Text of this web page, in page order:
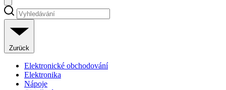
Zurück
Elektronické obchodování
Elektronika
Nápoje